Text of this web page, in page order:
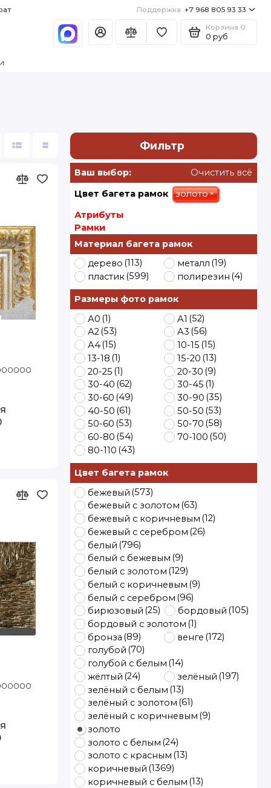
Поддержка +7 968 805 93 33
Корзина 0
0 руб
Код товара: 5304-G64 50-60 Артэ
Код товара: 76171-1004 50-70 Артэ
Фильтр
Ваш выбор:
Очистить всё
Цвет багета рамок
золото×
Атрибуты
Рамки
Материал багета рамок
дерево (113) металл (19)
пластик (599) полирезин (4)
Размеры фото рамок
А0 (1) А1 (52)
А2 (53) А3 (56)
А4 (15) 10-15 (15)
13-18 (1) 15-20 (13)
20-25 (1) 20-30 (9)
30-40 (62) 30-45 (1)
30-60 (49) 30-90 (35)
40-50 (61) 50-50 (53)
50-60 (53) 50-70 (58)
60-80 (54) 70-100 (50)
80-110 (43)
Цвет багета рамок
бежевый (573)
бежевый с золотом (63)
бежевый с коричневым (12)
бежевый с серебром (26)
белый (796)
белый с бежевым (9)
белый с золотом (129)
белый с коричневым (9)
белый с серебром (96)
бирюзовый (25) бордовый (105)
бордовый с золотом (1)
бронза (89) венге (172)
голубой (70)
голубой с белым (14)
жёлтый (24) зелёный (197)
зелёный с белым (13)
зелёный с золотом (61)
зелёный с коричневым (9)
золото
золото с белым (24)
золото с красным (13)
коричневый (1369)
коричневый с белым (13)